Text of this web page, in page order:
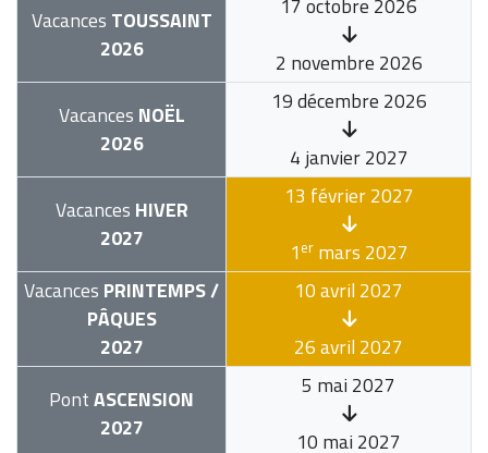
Vacances TOUSSAINT
2026
17 octobre 2026
2 novembre 2026
Vacances NOËL
2026
19 décembre 2026
4 janvier 2027
Vacances HIVER
2027
13 février 2027
1ermars 2027
Vacances PRINTEMPS /
PÂQUES
2027
10 avril 2027
26 avril 2027
PontASCENSION
2027
5 mai 2027
10 mai 2027